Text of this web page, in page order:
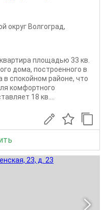
округ Волгоград,
площадью 33 кв.
дома, построенного в
в спокойном районе, что
комфортного
18 кв....